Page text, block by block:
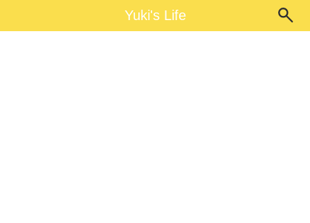
Yuki's LifeYuki's Life